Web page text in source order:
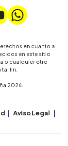
en cuanto a
en este sitio
o cualquier otro
fin.
2026.
Aviso Legal